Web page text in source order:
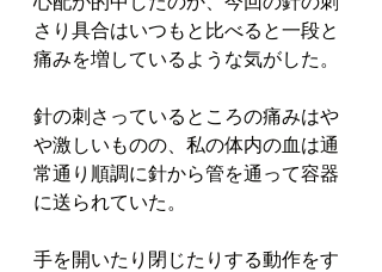
さり具合はいつもと比べると一段と
痛みを増しているような気がした。
針の刺さっているところの痛みはや
や激しいものの、私の体内の血は通
常通り順調に針から管を通って容器
に送られていた。
手を開いたり閉じたりする動作をす